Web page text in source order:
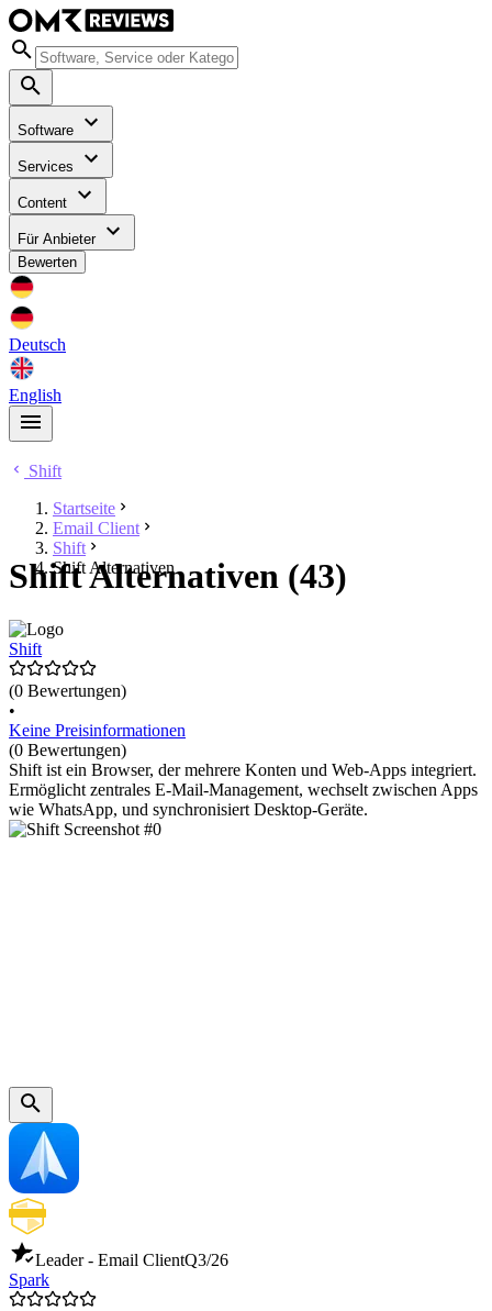
Software
Services
Content
Für Anbieter
Bewerten
Deutsch
English
Shift
Startseite
Email Client
Shift
Shift Alternativen
Shift Alternativen (43)
Shift
(0 Bewertungen)
•
Keine Preisinformationen
(0 Bewertungen)
Shift ist ein Browser, der mehrere Konten und Web-Apps integriert.
Ermöglicht zentrales E-Mail-Management, wechselt zwischen Apps
wie WhatsApp, und synchronisiert Desktop-Geräte.
Leader - Email ClientQ3/26
Spark